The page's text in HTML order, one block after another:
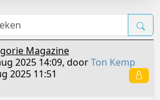
Magazine
2025 14:09, doorTon Kemp
2025 11:51